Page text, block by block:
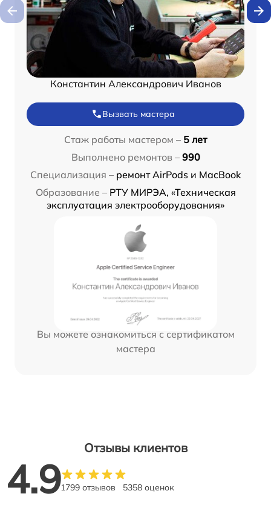
Константин Александрович Иванов
Вызвать мастера
Стаж работы мастером – 5 лет
Выполнено ремонтов – 990
Специализация – ремонт AirPods и MacBook
Образование – РТУ МИРЭА, «Техническая
эксплуатация электрооборудования»
Вы можете ознакомиться с сертификатом
мастера
Отзывы клиентов
4.91799 отзывов 5358 оценок